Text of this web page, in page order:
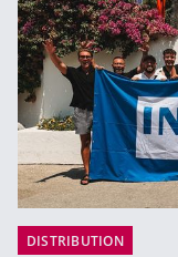
DISTRIBUTION